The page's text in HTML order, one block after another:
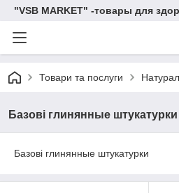
"VSB MARKET" -товары для
Товари та послуги
Базові глинянные штукатурки
Базові глинянные штукатурки